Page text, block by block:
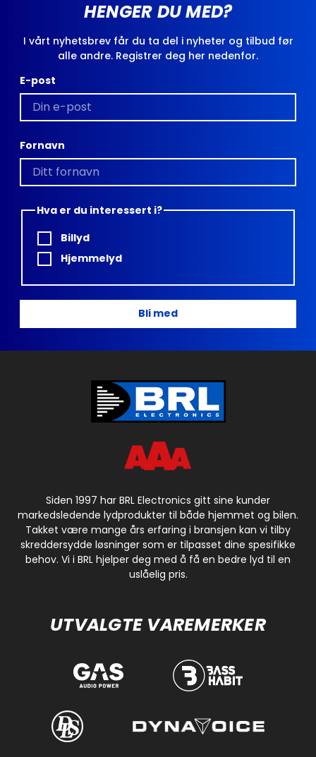
HENGER DU MED?
I vårt nyhetsbrev får du ta del i nyheter og tilbud før
alle andre. Registrer deg her nedenfor.
E-post
Fornavn
Hva er du interessert i?
Billyd
Hjemmelyd
Bli med
Siden 1997 har BRL Electronics gitt sine kunder
markedsledende lydprodukter til både hjemmet og bilen.
Takket være mange års erfaring i bransjen kan vi tilby
skreddersydde løsninger som er tilpasset dine spesifikke
behov. Vi i BRL hjelper deg med å få en bedre lyd til en
uslåelig pris.
UTVALGTE VAREMERKER